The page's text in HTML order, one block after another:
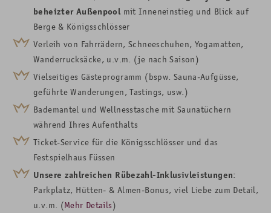
beheizter Außenpool mit Inneneinstieg und Blick auf
Berge & Königsschlösser
Verleih von Fahrrädern, Schneeschuhen, Yogamatten,
Wanderrucksäcke, u.v.m. (je nach Saison)
Vielseitiges Gästeprogramm (bspw. Sauna-Aufgüsse,
geführte Wanderungen, Tastings, usw.)
Bademantel und Wellnesstasche mit Saunatüchern
während Ihres Aufenthalts
Ticket-Service für die Königsschlösser und das
Festspielhaus Füssen
Unsere zahlreichen Rübezahl-Inklusivleistungen:
Parkplatz, Hütten- & Almen-Bonus, viel Liebe zum Detail,
u.v.m. (Mehr Details)